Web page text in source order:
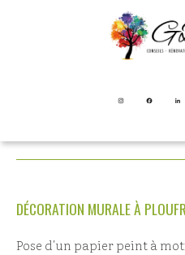
CAGE
DE
DÉCORATION MURALE À
Pose d'un papier peint à